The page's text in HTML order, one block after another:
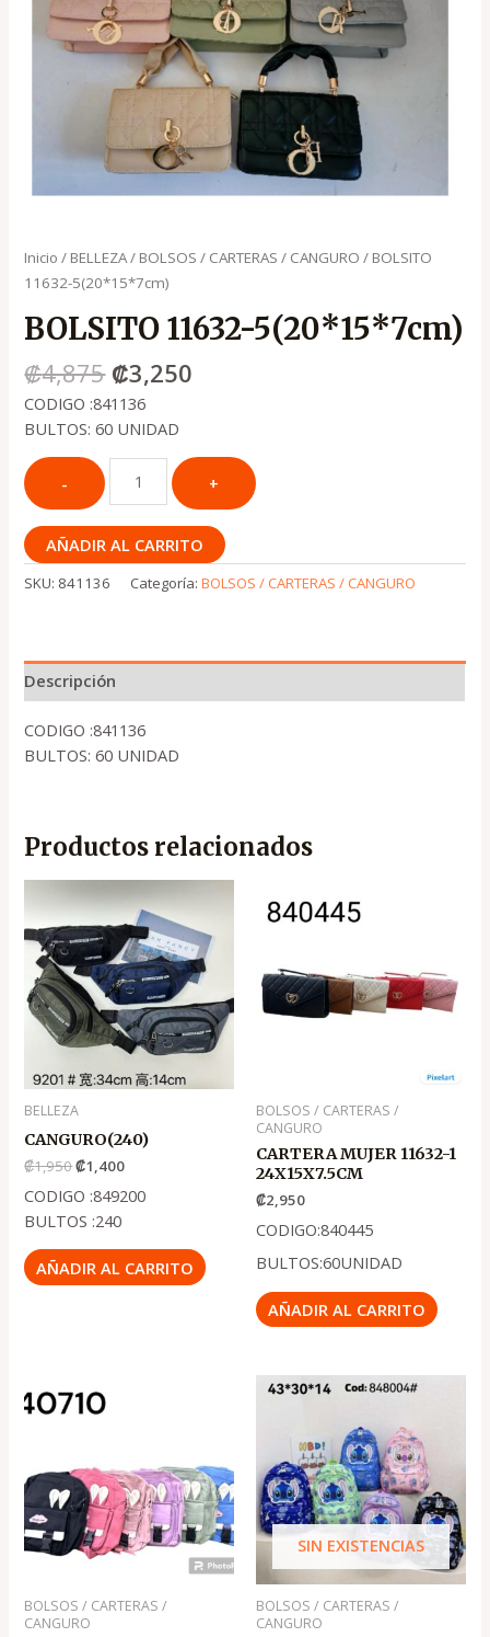
Inicio / BELLEZA/ BOLSOS / CARTERAS / CANGURO / BOLSITO
11632-5(20*15*7cm)
BOLSITO 11632-5(20*15*7cm)
₡4,875 ₡3,250
CODIGO :841136
BULTOS: 60 UNIDAD
AÑADIR AL CARRITO
SKU: 841136 Categoría:BOLSOS / CARTERAS / CANGURO
Descripción
CODIGO :841136
BULTOS: 60 UNIDAD
Productos relacionados
BELLEZA
CANGURO(240)
₡1,950
precio
original
era:
.
₡1,950
₡1,400
precio
actual
es:
.
₡1,400
CODIGO :849200
BULTOS :240
AÑADIR AL CARRITO
BOLSOS / CARTERAS /
CANGURO
CARTERA MUJER 11632-1
24X15X7.5CM
₡2,950
CODIGO:840445
BULTOS:60UNIDAD
AÑADIR AL CARRITO
BOLSOS / CARTERAS /
CANGURO
precio
original
₡5,450₡3,650
SIN EXISTENCIAS
BOLSOS / CARTERAS /
CANGURO
El
precio
era:
.
₡5,750
El
es:
.
₡4,000